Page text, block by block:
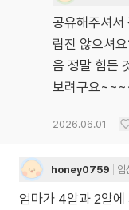
공유해주셔서
립진 않으셔
음 정말 힘든
보려구요
2026.06.01
honey0759 임
엄마가 4알과 2알에